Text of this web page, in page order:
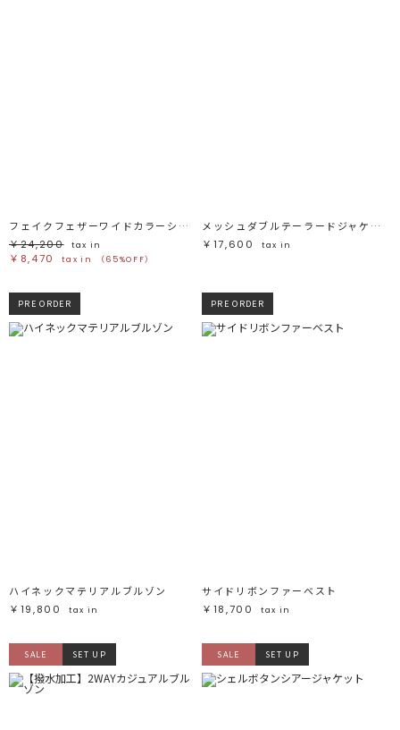
フェイクフェザーワイドカラーショートコート
￥24,200
tax in
￥8,470 tax in （65%OFF）
メッシュダブルテーラードジャケット
￥17,600
tax in
PRE ORDER
ハイネックマテリアルブルゾン
￥19,800
tax in
PRE ORDER
サイドリボンファーベスト
￥18,700
tax in
SALE SET UP SALE SET UP